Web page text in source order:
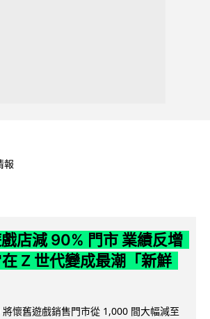
報
店減 90% 門市 業績反增
Z 世代變成最潮「新鮮
將懷舊遊戲銷售門市從 1,000 間大幅減至